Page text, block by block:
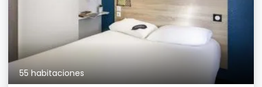
55 habitaciones